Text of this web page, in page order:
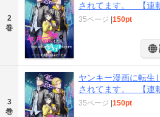
2
巻
されてます。 【連
35ページ 150pt
3
巻
ヤンキー漫画に転生
されてます。 【連
35ページ 150pt